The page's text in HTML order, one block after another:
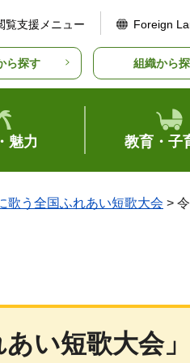
覧支援メニュー Foreign
ら探す 組織から
魅力 教育・子
歌う全国ふれあい短歌大会 >
い短歌大会